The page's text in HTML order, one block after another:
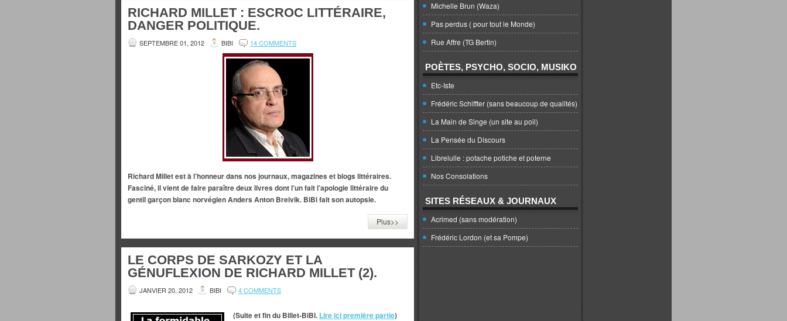
RICHARD MILLET : ESCROC LITTÉRAIRE,
DANGER POLITIQUE.
SEPTEMBRE 01, 2012 BIBI 14 COMMENTS
Richard Millet est à l’honneur dans nos journaux, magazines et blogs littéraires.
Fasciné, il vient de faire paraître deux livres dont l’un fait l’apologie littéraire du
gentil garçon blanc norvégien Anders Anton Breivik. BiBi fait son autopsie.
Plus>>
LE CORPS DE SARKOZY ET LA
GÉNUFLEXION DE RICHARD MILLET (2).
JANVIER 20, 2012 BIBI 4 COMMENTS
(Suite et fin du Billet-BiBi. Lire ici première partie)
Michelle Brun (Waza)
Pas perdus ( pour tout le Monde)
Rue Affre (TG Bertin)
POÈTES, PSYCHO, SOCIO, MUSIKO
Etc-Iste
Frédéric Schiffter (sans beaucoup de qualités)
La Main de Singe (un site au poil)
La Pensée du Discours
Librelulle : potache potiche et poterne
Nos Consolations
SITES RÉSEAUX & JOURNAUX
Acrimed (sans modération)
Frédéric Lordon (et sa Pompe)